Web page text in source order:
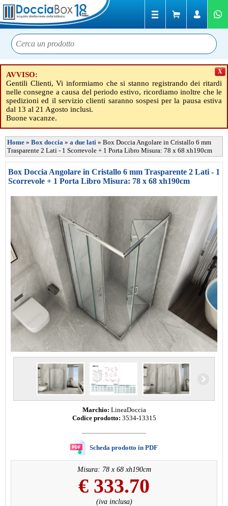
AVVISO:
Gentili Clienti, Vi informiamo che si stanno registrando dei ritardi
nelle consegne a causa del periodo estivo, ricordiamo inoltre che le
spedizioni ed il servizio clienti saranno sospesi per la pausa estiva
dal 13 al 21 Agosto inclusi.
Buone vacanze.
X
Home » Box doccia » a due lati » Box Doccia Angolare in Cristallo 6 mm
Trasparente 2 Lati - 1 Scorrevole + 1 Porta Libro Misura: 78 x 68 xh190cm
Box Doccia Angolare in Cristallo 6 mm Trasparente 2 Lati - 1
Scorrevole + 1 Porta Libro Misura: 78 x 68 xh190cm
Marchio: LineaDoccia
Codice prodotto: 3534-13315
Scheda prodotto in PDF
Misura: 78 x 68 xh190cm
€ 333.70
(iva inclusa)